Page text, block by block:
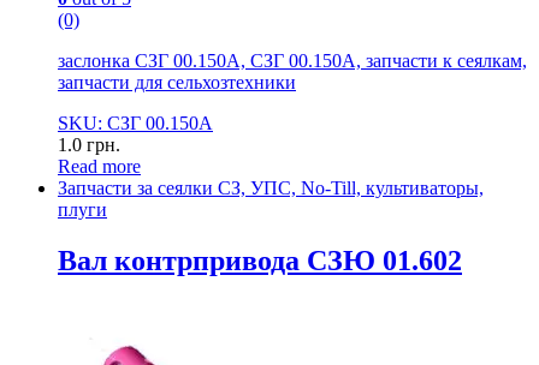
(0)
заслонка СЗГ 00.150А, СЗГ 00.150А, запчасти к сеялкам,
запчасти для сельхозтехники
SKU: СЗГ 00.150А
1.0 грн.
Read more
Запчасти за сеялки СЗ, УПС, No-Till, культиваторы,
плуги
Вал контрпривода СЗЮ 01.602